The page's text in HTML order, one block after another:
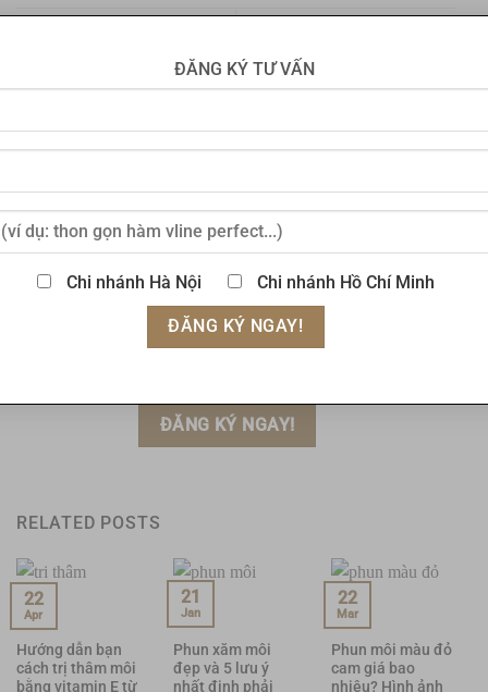
bằng mật ong hiệu quả tại
nhà
quả không? Hướng dẫn
cách sử dụng
RELATED POSTS
Hướng dẫn bạn
cách trị thâm môi
bằng vitamin E từ
22
Apr
Phun xăm môi
đẹp và 5 lưu ý
nhất định phải
21
Jan
Phun môi màu đỏ
cam giá bao
nhiêu? Hình ảnh
22
Mar
ĐĂNG KÝ TƯ VẤN
Chi nhánh Hà Nội Chi nhánh Hồ Chí Minh